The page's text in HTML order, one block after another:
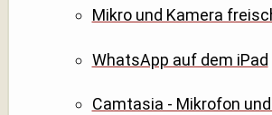
Mikro und Kamera
WhatsApp auf dem iPad
Camtasia - Mikrofon